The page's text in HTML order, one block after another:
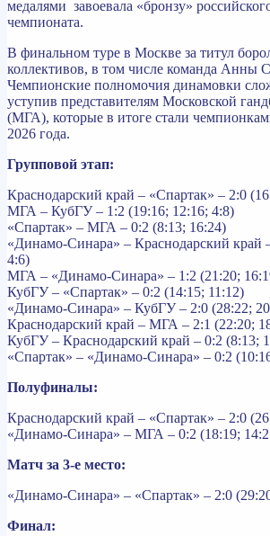
медалями завоевала «бронзу»
чемпионата.
В финальном туре в Москве за титул
коллективов, в том числе команда Анны
Чемпионские полномочия динамовки
уступив представителям Московской
(МГА), которые в итоге стали
2026 года.
Групповой этап:
Краснодарский край – «Спартак» – 2:0
МГА – КубГУ – 1:2 (19:16; 12:16; 4:8)
«Спартак» – МГА – 0:2 (8:13; 16:24)
«Динамо-Синара» – Краснодарский край
4:6)
МГА – «Динамо-Синара» – 1:2 (21:20;
КубГУ – «Спартак» – 0:2 (14:15; 11:12)
«Динамо-Синара» – КубГУ – 2:0 (28:22;
Краснодарский край – МГА – 2:1 (22:20;
КубГУ – Краснодарский край – 0:2 (8:13;
«Спартак» – «Динамо-Синара» – 0:2
Полуфиналы:
Краснодарский край – «Спартак» – 2:0
«Динамо-Синара» – МГА – 0:2 (18:19;
Матч за 3-е место:
«Динамо-Синара» – «Спартак» – 2:0
Финал: